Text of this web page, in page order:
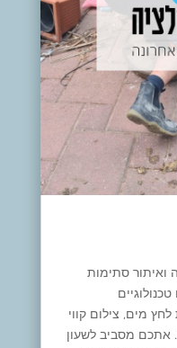
ואיתור סתימות
מים, צילום קווי
אתכם מסביב לשעון